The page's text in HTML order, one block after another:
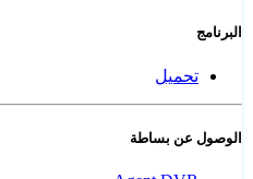
البرنامج
تحميل
الوصول عن بساطة